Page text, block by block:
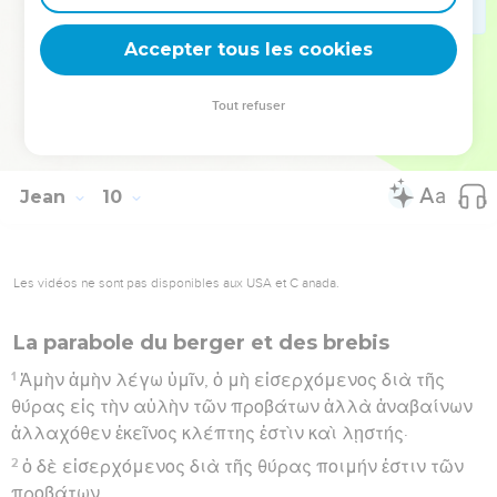
ἁμαρτίαν· νῦν δὲ λέγετε ὅτι Βλέπομεν· ἡ ἁμαρτία
ὑμῶν μένει.
Hébreu : © Westminster Leningrad Codex - tanach.us --- Grec : © 2010 by the
Jean 10
Les vidéos ne sont pas disponibles aux USA et C anada.
La parabole du berger et des brebis
1 Ἀμὴν ἀμὴν λέγω ὑμῖν, ὁ μὴ εἰσερχόμενος διὰ τῆς
θύρας εἰς τὴν αὐλὴν τῶν προβάτων ἀλλὰ ἀναβαίνων
ἀλλαχόθεν ἐκεῖνος κλέπτης ἐστὶν καὶ λῃστής·
2 ὁ δὲ εἰσερχόμενος διὰ τῆς θύρας ποιμήν ἐστιν τῶν
προβάτων.
Accepter tous les cookies
Tout refuser